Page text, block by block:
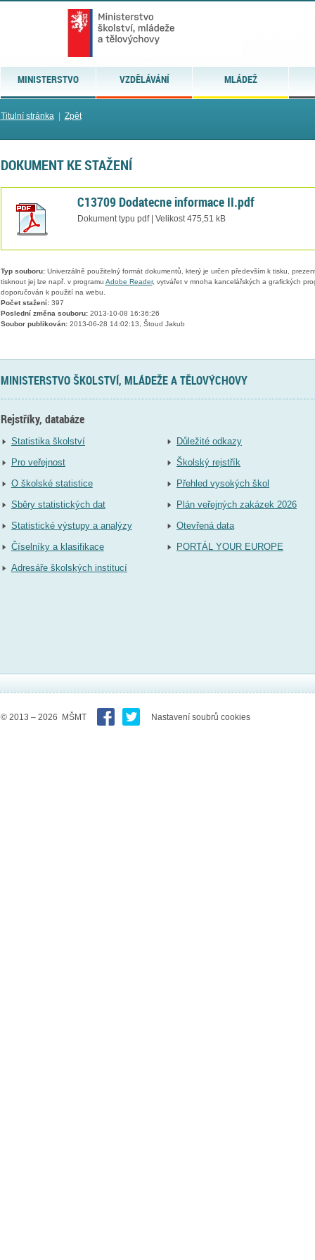
MINISTERSTVO VZDĚLÁVÁNÍ MLÁDEŽ
Titulní stránka| Zpět
DOKUMENT KE STAŽENÍ
C13709 Dodatecne informace II.pdf
Dokument typu pdf | Velikost 475,51 kB
Typ souboru:Univerzálně použitelný formát dokumentů, který je určen především k tisku,
tisknout jej lze např. v programu Adobe Reader, vytvářet v mnoha kancelářských a grafických
doporučován k použití na webu.
Počet stažení:397
Poslední změna souboru:2013-10-08 16:36:26
Soubor publikován:2013-06-28 14:02:13, Štoud Jakub
MINISTERSTVO ŠKOLSTVÍ, MLÁDEŽE A TĚLOVÝCHOVY
Rejstříky, databáze
Statistika školství
Pro veřejnost
O školské statistice
Sběry statistických dat
Statistické výstupy a analýzy
Číselníky a klasifikace
Adresáře školských institucí
Důležité odkazy
Školský rejstřík
Přehled vysokých škol
Plán veřejných zakázek 2026
Otevřená data
PORTÁL YOUR EUROPE
© 2013 – 2026 MŠMT Nastavení soubrů cookies